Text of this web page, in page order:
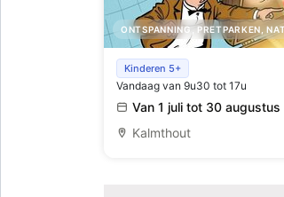
ONTSPANNING, PRETPARKEN,
Zoek een Schat van Vlieg in
Wiske Museum tijdens de
Kinderen 5+
Vandaag van 9u30 tot 17u
Van 1 juli tot 30 augustus
Kalmthout